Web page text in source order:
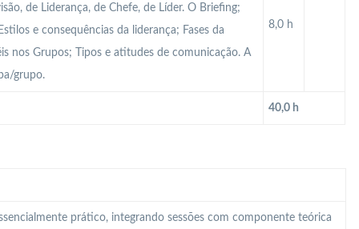
8,0 h
de Liderança, de Chefe, de Líder. O Briefing;
e consequências da liderança; Fases da
nos Grupos; Tipos e atitudes de comunicação. A
grupo.
40,0 h
prático, integrando sessões com componente teórica